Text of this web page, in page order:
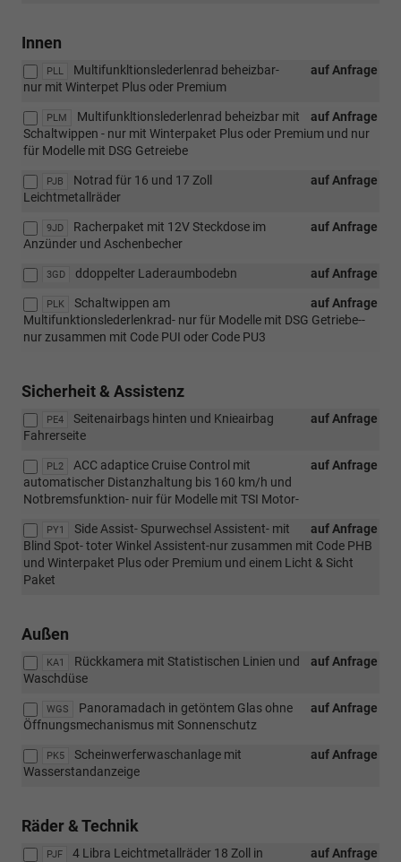
Innen
PLL auf Anfrage
Multifunkltionslederlenrad beheizbar-
nur mit Winterpet Plus oder Premium
PLM auf Anfrage
Multifunkltionslederlenrad beheizbar mit
Schaltwippen - nur mit Winterpaket Plus oder Premium und nur
für Modelle mit DSG Getreiebe
PJB auf Anfrage
Notrad für 16 und 17 Zoll
Leichtmetallräder
9JD auf Anfrage
Racherpaket mit 12V Steckdose im
Anzünder und Aschenbecher
3GD auf Anfrage
ddoppelter Laderaumbodebn
PLK auf Anfrage
Schaltwippen am
Multifunktionslederlenkrad- nur für Modelle mit DSG Getriebe--
nur zusammen mit Code PUI oder Code PU3
Sicherheit & Assistenz
PE4 auf Anfrage
Seitenairbags hinten und Knieairbag
Fahrerseite
PL2 auf Anfrage
ACC adaptice Cruise Control mit
automatischer Distanzhaltung bis 160 km/h und
Notbremsfunktion- nuir für Modelle mit TSI Motor-
PY1 auf Anfrage
Side Assist- Spurwechsel Assistent- mit
Blind Spot- toter Winkel Assistent-nur zusammen mit Code PHB
und Winterpaket Plus oder Premium und einem Licht & Sicht
Paket
Außen
KA1 auf Anfrage
Rückkamera mit Statistischen Linien und
Waschdüse
WGS auf Anfrage
Panoramadach in getöntem Glas ohne
Öffnungsmechanismus mit Sonnenschutz
PK5 auf Anfrage
Scheinwerferwaschanlage mit
Wasserstandanzeige
Räder & Technik
PJF auf Anfrage
4 Libra Leichtmetallräder 18 Zoll in